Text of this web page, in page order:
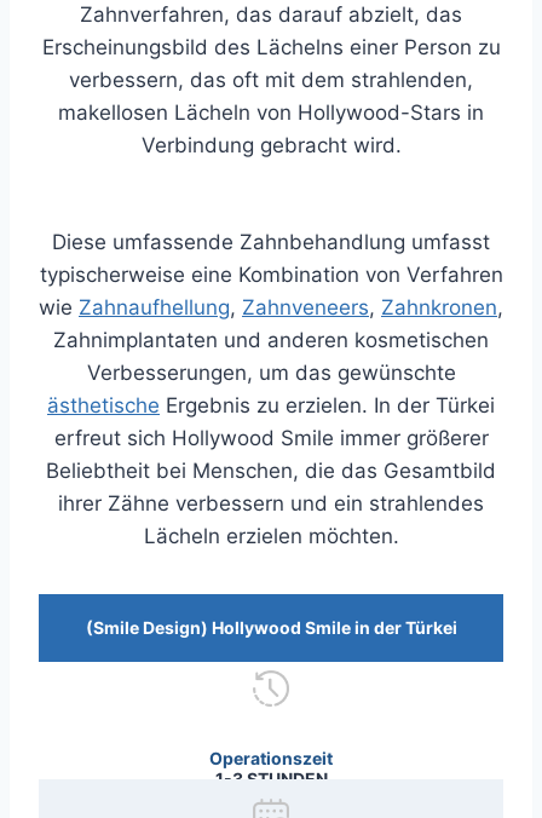
Zahnverfahren, das darauf abzielt, das
Erscheinungsbild des Lächelns einer Person zu
verbessern, das oft mit dem strahlenden,
makellosen Lächeln von Hollywood-Stars in
Verbindung gebracht wird.
Diese umfassende Zahnbehandlung umfasst
typischerweise eine Kombination von Verfahren
wie Zahnaufhellung, Zahnveneers, Zahnkronen,
Zahnimplantaten und anderen kosmetischen
Verbesserungen, um das gewünschte
ästhetische Ergebnis zu erzielen. In der Türkei
erfreut sich Hollywood Smile immer größerer
Beliebtheit bei Menschen, die das Gesamtbild
ihrer Zähne verbessern und ein strahlendes
Lächeln erzielen möchten.
(Smile Design) Hollywood Smile in der Türkei
Operationszeit
1-3 STUNDEN